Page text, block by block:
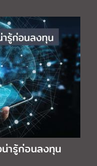
ารู้ก่อนลงทุน